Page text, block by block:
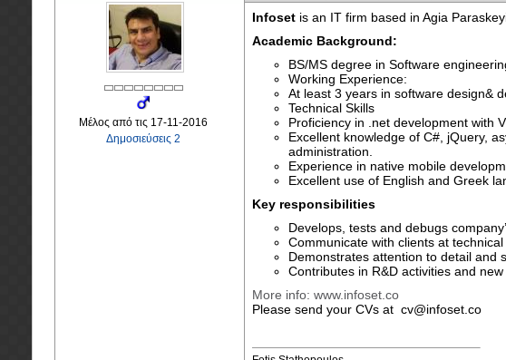
Μέλος από τις 17-11-2016
Δημοσιεύσεις 2
Infoset is an IT firm based in Agia
Academic Background:
BS/MS degree in Software
Working Experience:
At least 3 years in software design&
Technical Skills
Proficiency in .net development with
Excellent knowledge of C#, jQuery,
administration.
Experience in native mobile
Excellent use of English and Greek
Key responsibilities
Develops, tests and debugs
Communicate with clients at
Demonstrates attention to detail and
Contributes in R&D activities and new
More info: www.infoset.co
Please send your CVs at cv@infoset.co